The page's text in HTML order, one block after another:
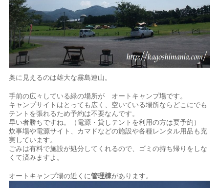
奥に見えるのは雄大な霧島連山。
手前の広々している緑の場所が オートキャンプ場です。
キャンプサイトはとっても広く、空いている場所ならどこにでも
テントを張れるため予約は不要なんです。
早い者勝ちですね。（電源・貸しテントを利用の方は要予約）
炊事場や電源サイト、カマドなどの施設や各種レンタル用品も充
実しています。
ごみは有料で施設が処分してくれるので、ゴミの持ち帰りをしな
くて済みますよ。
オートキャンプ場の近くに管理棟があります。